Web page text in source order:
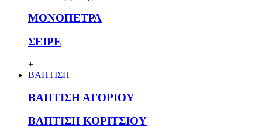
ΜΟΝΟΠΕΤΡΑ
ΣΕΙΡΕ
+
ΒΑΠΤΙΣΗ
ΒΑΠΤΙΣΗ ΑΓΟΡΙΟΥ
ΒΑΠΤΙΣΗ ΚΟΡΙΤΣΙΟΥ